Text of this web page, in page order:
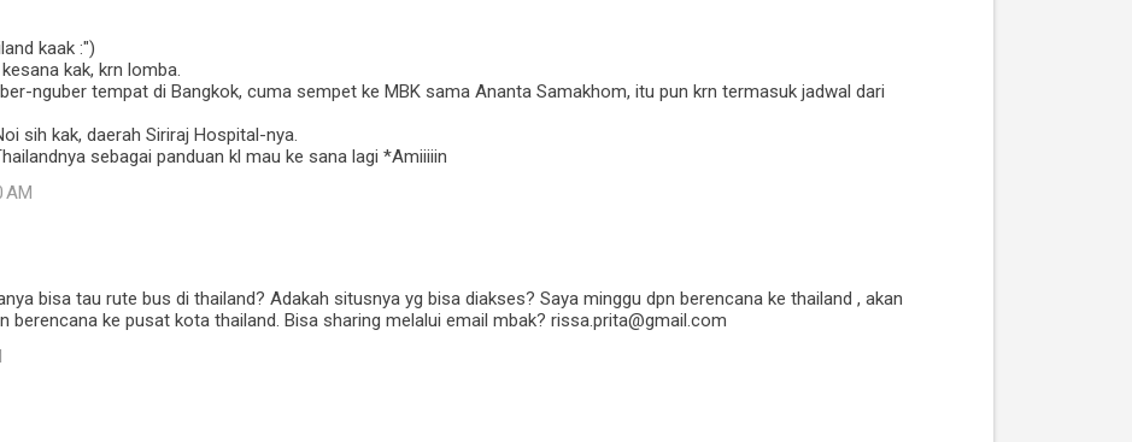
kaak :")
kak, krn lomba.
nguber tempat di Bangkok, cuma sempet ke MBK sama Ananta Samakhom, itu pun krn termasuk jadwal dari
sih kak, daerah Siriraj Hospital-nya.
sebagai panduan kl mau ke sana lagi *Amiiiiin
AM
bisa tau rute bus di thailand? Adakah situsnya yg bisa diakses? Saya minggu dpn berencana ke thailand , akan
berencana ke pusat kota thailand. Bisa sharing melalui email mbak? rissa.prita@gmail.com